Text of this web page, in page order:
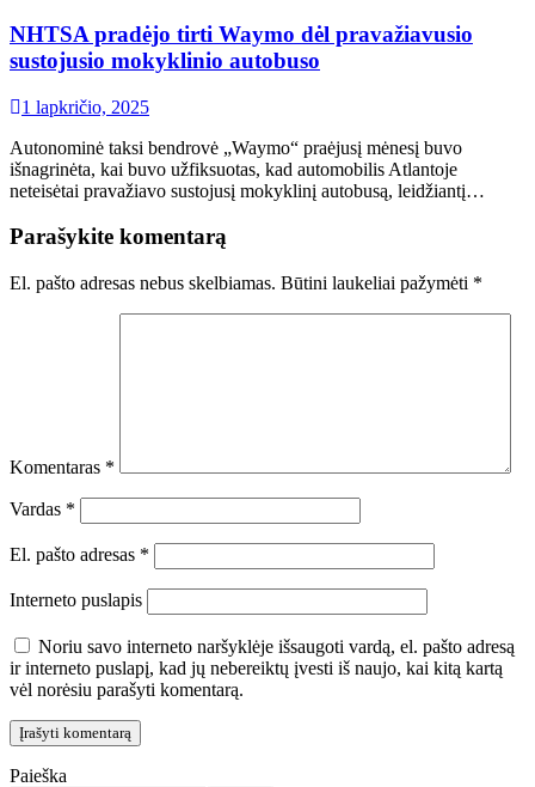
NHTSA pradėjo tirti Waymo dėl pravažiavusio
sustojusio mokyklinio autobuso
1 lapkričio, 2025
Autonominė taksi bendrovė „Waymo“ praėjusį mėnesį buvo
išnagrinėta, kai buvo užfiksuotas, kad automobilis Atlantoje
neteisėtai pravažiavo sustojusį mokyklinį autobusą, leidžiantį…
Parašykite komentarą
El. pašto adresas nebus skelbiamas. Būtini laukeliai pažymėti *
Komentaras *
Vardas *
El. pašto adresas *
Interneto puslapis
Noriu savo interneto naršyklėje išsaugoti vardą, el. pašto adresą
ir interneto puslapį, kad jų nebereiktų įvesti iš naujo, kai kitą kartą
vėl norėsiu parašyti komentarą.
Paieška